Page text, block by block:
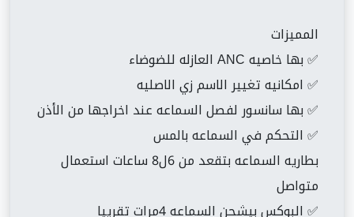
المميزات
✅ بها خاصيه ANC العازله للضوضاء
✅ امكانيه تغيير الاسم زي الاصليه
✅ بها سانسور لفصل السماعه عند اخراجها من الأذن
✅ التحكم في السماعه بالمس
بطاريه السماعه بتقعد من 6ل8 ساعات استعمال
متواصل
✅ البوكس بيشحن السماعه 4مرات تقرييا